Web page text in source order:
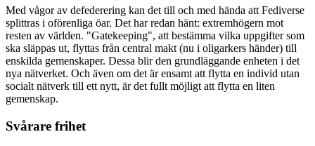
Med vågor av defederering kan det till och med hända att Fediverse
splittras i oförenliga öar. Det har redan hänt: extremhögern mot
resten av världen. "Gatekeeping", att bestämma vilka uppgifter som
ska släppas ut, flyttas från central makt (nu i oligarkers händer) till
enskilda gemenskaper. Dessa blir den grundläggande enheten i det
nya nätverket. Och även om det är ensamt att flytta en individ utan
socialt nätverk till ett nytt, är det fullt möjligt att flytta en liten
gemenskap.
Svårare frihet